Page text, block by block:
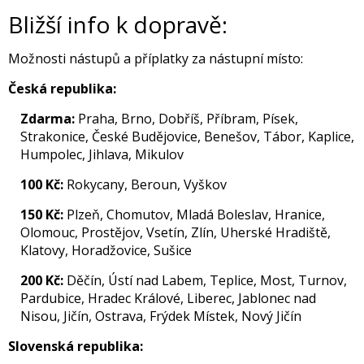
Bližší info k dopravě:
Možnosti nástupů a příplatky za nástupní místo:
Česká republika:
Zdarma: Praha, Brno, Dobříš, Příbram, Písek,
Strakonice, České Budějovice, Benešov, Tábor, Kaplice,
Humpolec, Jihlava, Mikulov
100 Kč: Rokycany, Beroun, Vyškov
150 Kč: Plzeň, Chomutov, Mladá Boleslav, Hranice,
Olomouc, Prostějov, Vsetín, Zlín, Uherské Hradiště,
Klatovy, Horadžovice, Sušice
200 Kč: Děčín, Ústí nad Labem, Teplice, Most, Turnov,
Pardubice, Hradec Králové, Liberec, Jablonec nad
Nisou, Jičín, Ostrava, Frýdek Místek, Nový Jičín
Slovenská republika: